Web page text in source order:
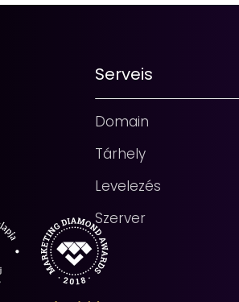
Serveis
Domain
Tárhely
Levelezés
Szerver